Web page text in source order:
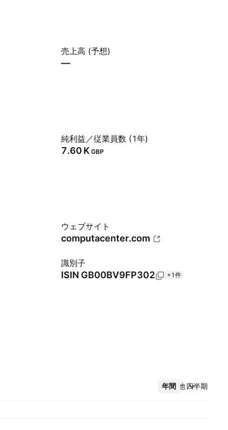
売上高 (予想)
—
純利益／従業員数 (1年)
‪7.60 K‬ GBP
ウェブサイト
computacenter.com
識別子
ISIN GB00BV9FP302 +1件
年間 四半期
その他